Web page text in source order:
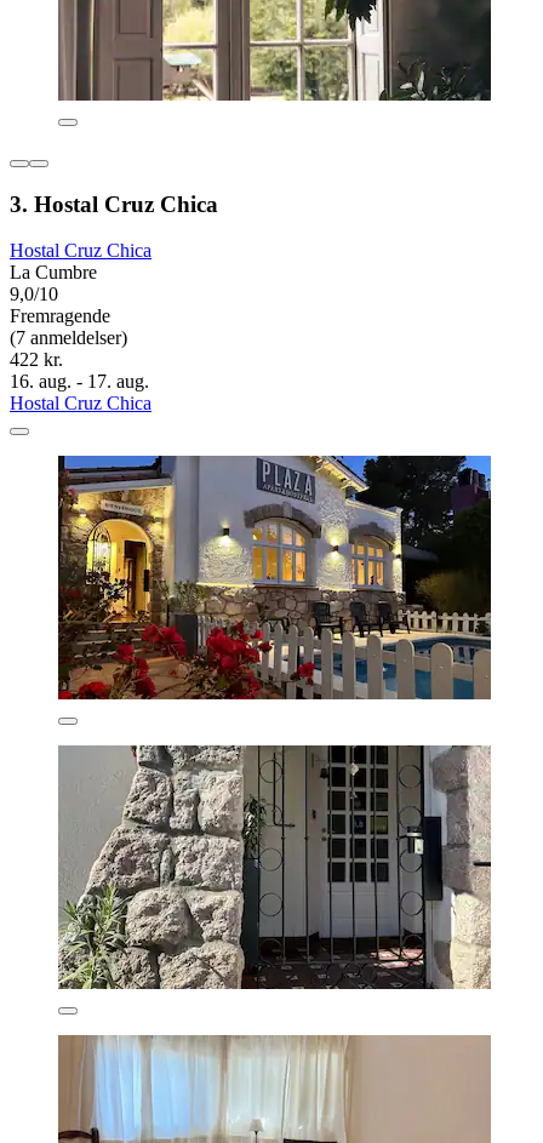
3. Hostal Cruz Chica
Hostal Cruz Chica
La Cumbre
9,0/10
Fremragende
(7 anmeldelser)
422 kr.
16. aug. - 17. aug.
Hostal Cruz Chica